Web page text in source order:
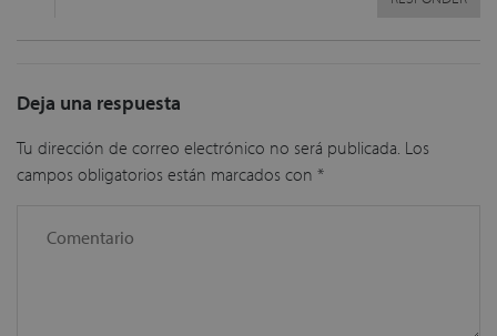
Deja una respuesta
Tu dirección de correo electrónico no será publicada. Los
campos obligatorios están marcados con *